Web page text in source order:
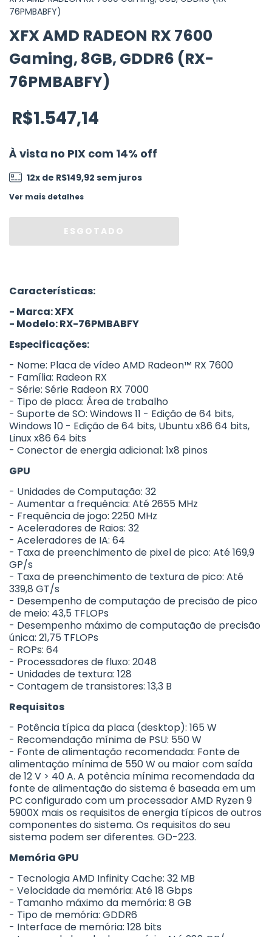
76PMBABFY)
XFX AMD RADEON RX 7600
Gaming, 8GB, GDDR6 (RX-
76PMBABFY)
R$1.547,14
À vista no PIX com 14% off
12x de R$149,92 sem juros
Ver mais detalhes
Características:
- Marca: XFX
- Modelo: RX-76PMBABFY
Especificações:
- Nome: Placa de vídeo AMD Radeon™ RX 7600
- Família: Radeon RX
- Série: Série Radeon RX 7000
- Tipo de placa: Área de trabalho
- Suporte de SO: Windows 11 - Edição de 64 bits,
Windows 10 - Edição de 64 bits, Ubuntu x86 64 bits,
Linux x86 64 bits
- Conector de energia adicional: 1x8 pinos
GPU
- Unidades de Computação: 32
- Aumentar a frequência: Até 2655 MHz
- Frequência de jogo: 2250 MHz
- Aceleradores de Raios: 32
- Aceleradores de IA: 64
- Taxa de preenchimento de pixel de pico: Até 169,9
GP/s
- Taxa de preenchimento de textura de pico: Até
339,8 GT/s
- Desempenho de computação de precisão de pico
de meio: 43,5 TFLOPs
- Desempenho máximo de computação de precisão
única: 21,75 TFLOPs
- ROPs: 64
- Processadores de fluxo: 2048
- Unidades de textura: 128
- Contagem de transistores: 13,3 B
Requisitos
- Potência típica da placa (desktop): 165 W
- Recomendação mínima de PSU: 550 W
- Fonte de alimentação recomendada: Fonte de
alimentação mínima de 550 W ou maior com saída
de 12 V > 40 A. A potência mínima recomendada da
fonte de alimentação do sistema é baseada em um
PC configurado com um processador AMD Ryzen 9
5900X mais os requisitos de energia típicos de outros
componentes do sistema. Os requisitos do seu
sistema podem ser diferentes. GD-223.
Memória GPU
- Tecnologia AMD Infinity Cache: 32 MB
- Velocidade da memória: Até 18 Gbps
- Tamanho máximo da memória: 8 GB
- Tipo de memória: GDDR6
- Interface de memória: 128 bits